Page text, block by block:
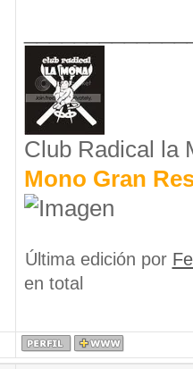
Club Radical la
Mono Gran
Última edición por
en total